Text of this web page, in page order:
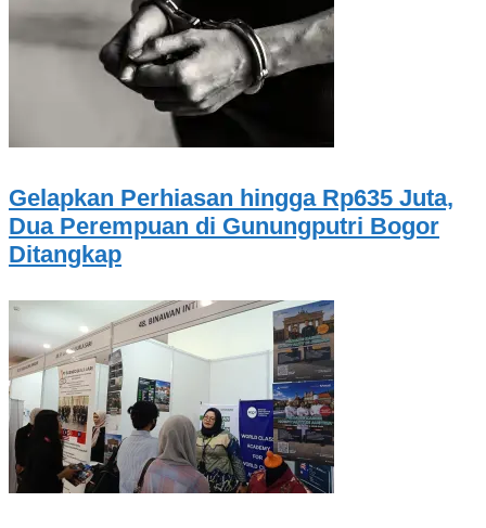
Gelapkan Perhiasan hingga Rp635 Juta,
Dua Perempuan di Gunungputri Bogor
Ditangkap